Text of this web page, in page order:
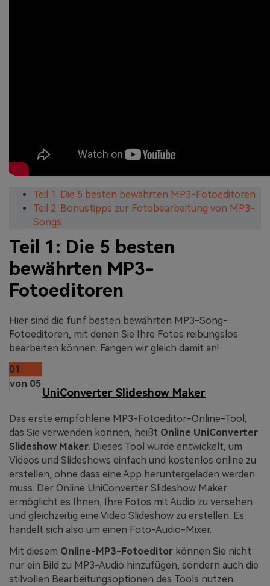
Teil 1. Die 5 besten bewährten MP3-Fotoeditoren
Teil 2. Bonustipps zur Fotobearbeitung von MP3-
Songs
Teil 1: Die 5 besten
bewährten MP3-
Fotoeditoren
Hier sind die fünf besten bewährten MP3-Song-
Fotoeditoren, mit denen Sie Ihre Fotos reibungslos
bearbeiten können. Fangen wir gleich damit an!
01
von 05
UniConverter Slideshow Maker
Das erste empfohlene MP3-Fotoeditor-Online-Tool,
das Sie verwenden können, heißt Online UniConverter
Slideshow Maker. Dieses Tool wurde entwickelt, um
Videos und Slideshows einfach und kostenlos online zu
erstellen, ohne dass eine App heruntergeladen werden
muss. Der Online UniConverter Slideshow Maker
ermöglicht es Ihnen, Ihre Fotos mit Audio zu versehen
und gleichzeitig eine Video Slideshow zu erstellen. Es
handelt sich also um einen Foto-Audio-Mixer.
Mit diesem Online-MP3-Fotoeditor können Sie nicht
nur ein Bild zu MP3-Audio hinzufügen, sondern auch die
stilvollen Bearbeitungsoptionen des Tools nutzen.